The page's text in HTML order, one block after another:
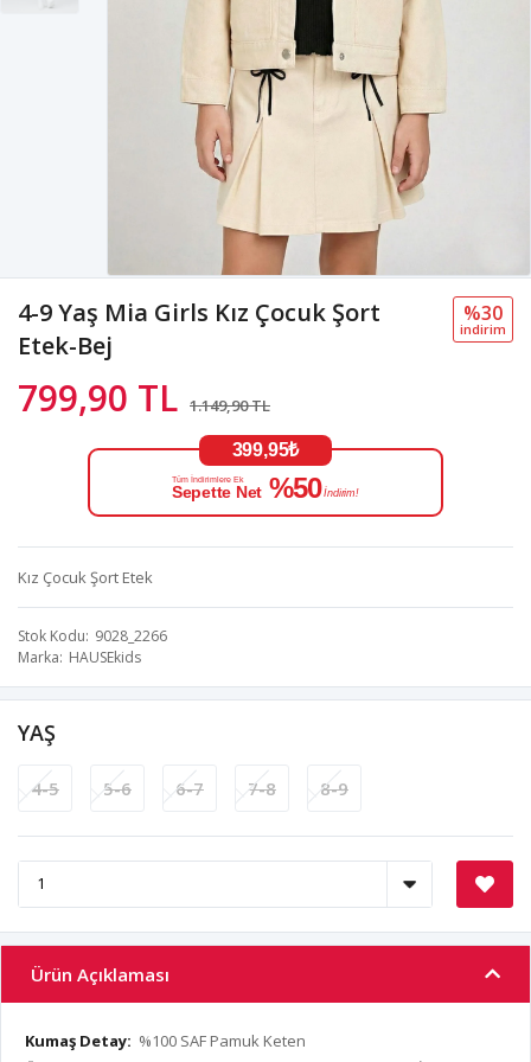
4-9 Yaş Mia Girls Kız Çocuk Şort
Etek-Bej
799,90 TL 1.149,90 TL
%30
i̇ndi̇ri̇m
399,95₺
Tüm İndirimlere Ek
Sepette Net %50 İndirim!
Kız Çocuk Şort Etek
Stok Kodu 9028_2266
Marka HAUSEkids
YAŞ
4-5 5-6 6-7 7-8 8-9
Ürün Açıklaması
Kumaş Detay: %100 SAF Pamuk Keten